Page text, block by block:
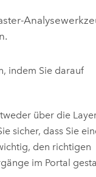
indem Sie darauf
über die
sicher, dass Sie
den richtigen
im Portal